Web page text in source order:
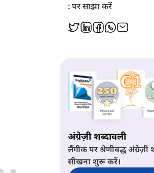
: पर साझा करें
अंग्रेज़ी शब्दावली
लैंगीक पर श्रेणीबद्ध अंग्रेज़ी
सीखना शुरू करें।